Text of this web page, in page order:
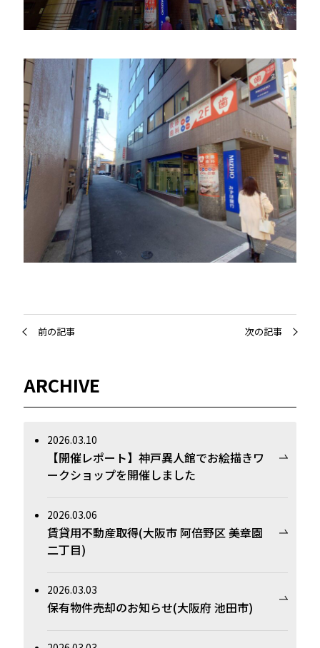
前の記事 次の記事
ARCHIVE
2026.03.10
【開催レポート】神戸異人館でお絵描きワ
ークショップを開催しました
2026.03.06
賃貸用不動産取得(大阪市 阿倍野区 美章園
二丁目)
2026.03.03
保有物件売却のお知らせ(大阪府 池田市)